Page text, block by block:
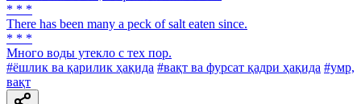
* * *
There has been many a peck of salt eaten since.
* * *
Много воды утекло с тех пор.
#ёшлик ва қарилик ҳақида #вақт ва фурсат қадри ҳақида #умр,
вақт